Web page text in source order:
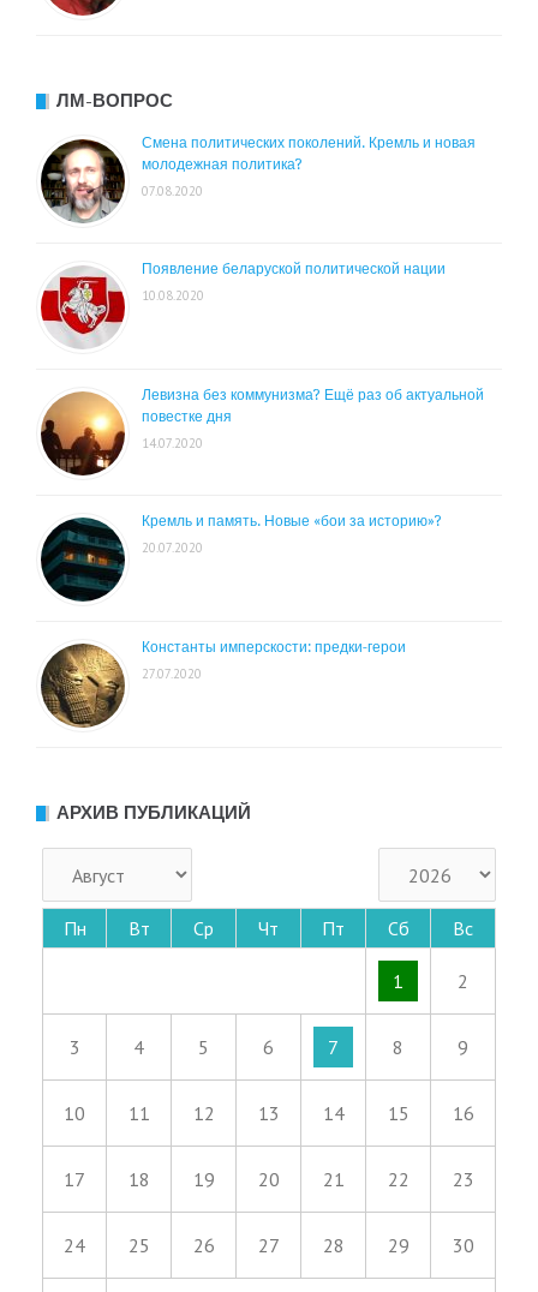
ЛМ-ВОПРОС
Смена политических поколений. Кремль и новая
молодежная политика?
07.08.2020
Появление беларуской политической нации
10.08.2020
Левизна без коммунизма? Ещё раз об актуальной
повестке дня
14.07.2020
Кремль и память. Новые «бои за историю»?
20.07.2020
Константы имперскости: предки-герои
27.07.2020
АРХИВ ПУБЛИКАЦИЙ
Пн Вт Ср Чт Пт Сб Вс
1 2
3 4 5 6 7 8 9
10 11 12 13 14 15 16
17 18 19 20 21 22 23
24 25 26 27 28 29 30